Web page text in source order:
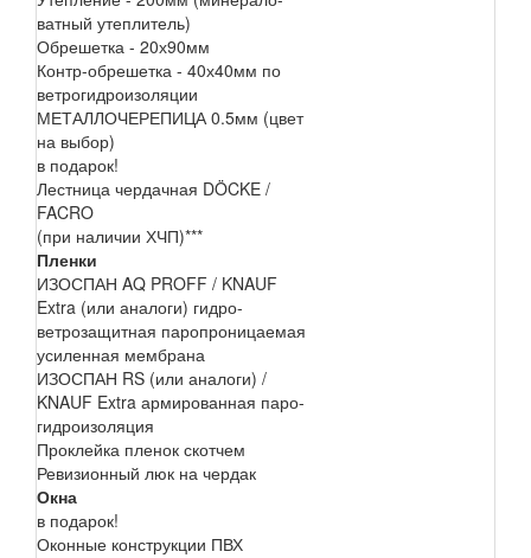
ватный утеплитель)
Обрешетка - 20х90мм
Контр-обрешетка - 40х40мм по
ветрогидроизоляции
МЕТАЛЛОЧЕРЕПИЦА 0.5мм (цвет
на выбор)
в подарок!
Лестница чердачная DÖCKE /
FACRO
(при наличии ХЧП)***
Пленки
ИЗОСПАН AQ PROFF / KNAUF
Extra (или аналоги) гидро-
ветрозащитная паропроницаемая
усиленная мембрана
ИЗОСПАН RS (или аналоги) /
KNAUF Extra армированная паро-
гидроизоляция
Проклейка пленок скотчем
Ревизионный люк на чердак
Окна
в подарок!
Оконные конструкции ПВХ